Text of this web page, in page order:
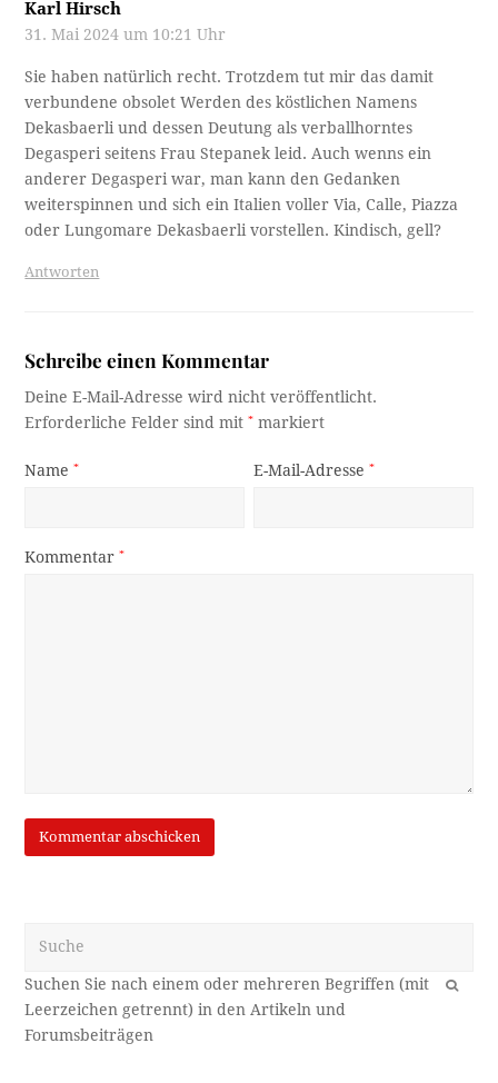
Karl Hirsch
31. Mai 2024 um 10:21 Uhr
Sie haben natürlich recht. Trotzdem tut mir das damit
verbundene obsolet Werden des köstlichen Namens
Dekasbaerli und dessen Deutung als verballhorntes
Degasperi seitens Frau Stepanek leid. Auch wenns ein
anderer Degasperi war, man kann den Gedanken
weiterspinnen und sich ein Italien voller Via, Calle, Piazza
oder Lungomare Dekasbaerli vorstellen. Kindisch, gell?
Antworten
Schreibe einen Kommentar
Deine E-Mail-Adresse wird nicht veröffentlicht.
Erforderliche Felder sind mit* markiert
Name* E-Mail-Adresse*
Kommentar*
OK